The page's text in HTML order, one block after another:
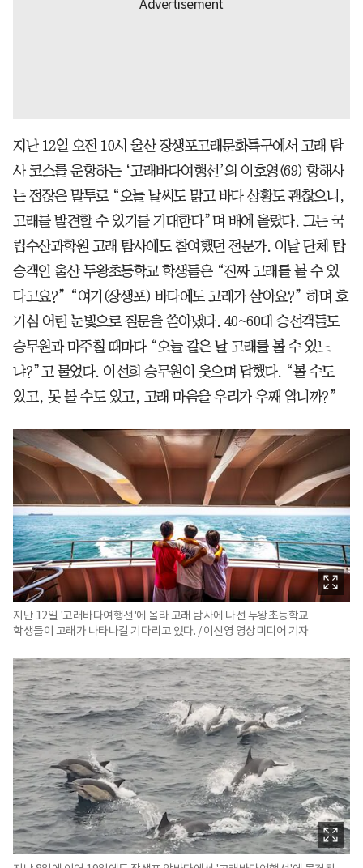
지난 12일 오전 10시 울산 장생포고래문화특구에서 고래 탐
사 코스를 운항하는 ‘고래바다여행선’의 이호영(69) 항해사
는 점잖은 말투로 “오늘 날씨도 맑고 바다 상황도 괜찮으니,
고래를 발견할 수 있기를 기대한다”며 배에 올랐다. 그는 국
립수산과학원 고래 탐사에도 참여했던 전문가. 이날 단체 탑
승객인 울산 두왕초등학교 학생들은 “진짜 고래를 볼 수 있
다고요?” “여기(장생포) 바다에도 고래가 살아요?” 하며 호
기심 어린 눈빛으로 질문을 쏟아냈다. 40~60대 승선객들도
승무원과 마주칠 때마다 “오늘 같은 날 고래를 볼 수 있느
냐?”고 물었다. 이선희 승무원이 웃으며 답했다. “볼 수도
있고, 못 볼 수도 있고, 고래 마음을 우리가 우째 압니까?”
지난 12일 '고래바다여행선'에 올라 고래 탐사에 나선 두왕초등학교
학생들이 고래가 나타나길 기다리고 있다. / 이신영 영상미디어 기자